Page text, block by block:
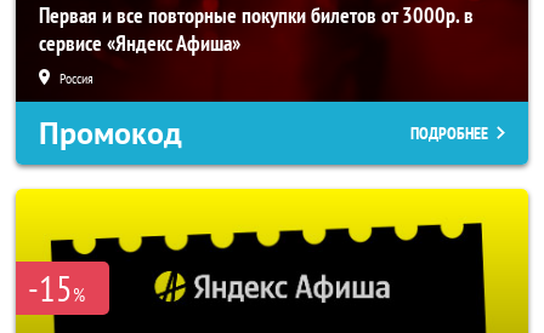
Первая и все повторные покупки билетов от 3000р. в
сервисе «Яндекс Афиша»
Россия
Промокод ПОДРОБНЕЕ
-15%